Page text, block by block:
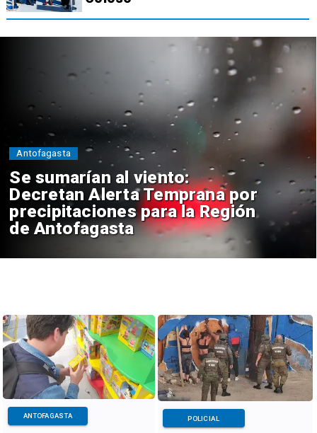
Se sumarían al viento:
Decretan Alerta Temprana por
precipitaciones para la Región
de Antofagasta
Antofagasta
ANTOFAGASTA POLICIAL